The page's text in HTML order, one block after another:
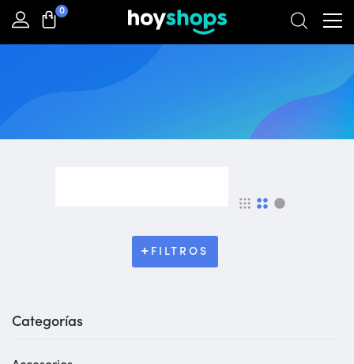
0
Home
FILTROS
Categorías